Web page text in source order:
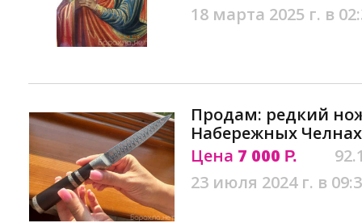
18 марта 2025 г. в
Продам: редкий
Набережных Челнах
Цена 7 000 Р.
23 июля 2024 г. в